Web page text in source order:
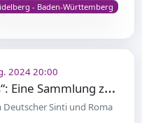
- Baden-Württemberg
2024 20:00
„
Das vergessene Gedächtnis“: Eine Sammlung zum Holocaust an den Sinti und Roma entsteht
Sinti und Roma